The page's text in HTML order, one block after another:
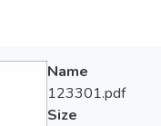
Name
123301.pdf
Size